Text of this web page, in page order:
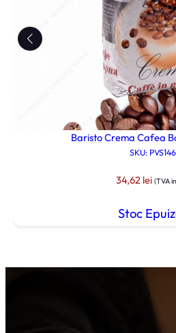
Baristo Crema Cafea
SKU: PVS146
34,62 lei (TVA
Stoc